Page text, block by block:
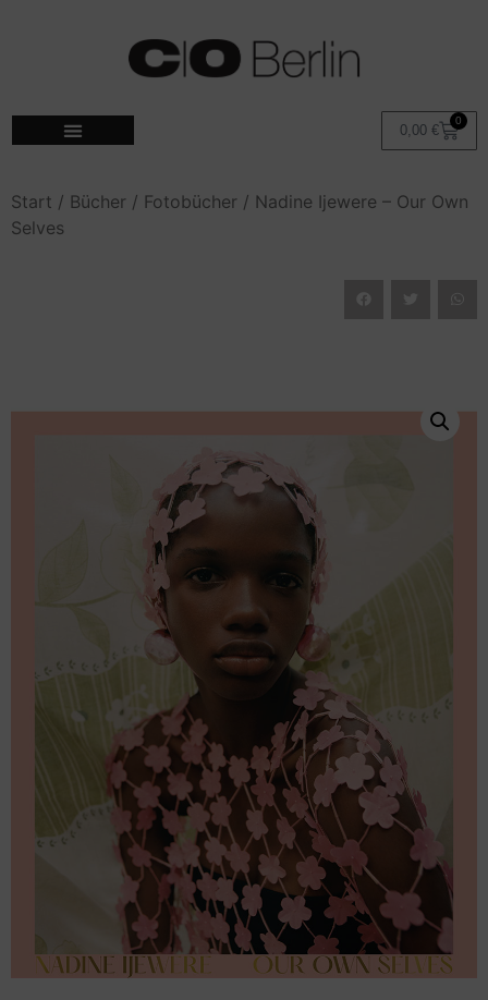
0,00 €
0
Start / Bücher / Fotobücher / Nadine Ijewere – Our Own
Selves